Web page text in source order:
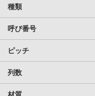
種類
呼び番号
ピッチ
列数
材質